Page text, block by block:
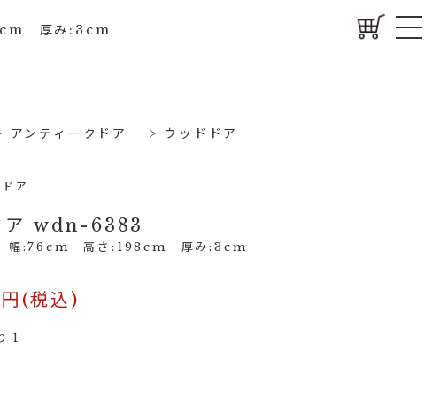
厚み:3cm
アンティークドア > ウッドドア
ア
ア wdn-6383
幅:76cm 高さ:198cm 厚み:3cm
(税込)
1